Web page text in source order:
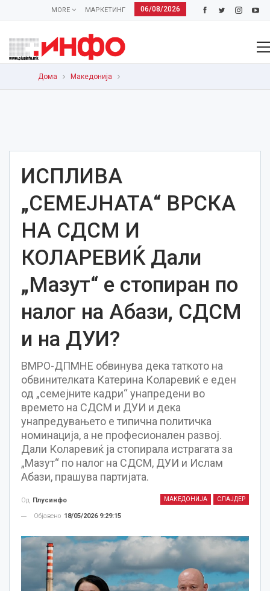
06/08/2026
МАРКЕТИНГ
MORE
Дома Македонија
ИСПЛИВА
„СЕМЕЈНАТА“ ВРСКА
НА СДСМ И
КОЛАРЕВИЌ Дали
„Мазут“ е стопиран по
налог на Абази, СДСМ
и на ДУИ?
ВМРО-ДПМНЕ обвинува дека таткото на
обвинителката Катерина Коларевиќ е еден
од „семејните кадри“ унапредени во
времето на СДСМ и ДУИ и дека
унапредувањето е типична политичка
номинација, а не професионален развој.
Дали Коларевиќ ја стопирала истрагата за
„Мазут“ по налог на СДСМ, ДУИ и Ислам
Абази, прашува партијата.
МАКЕДОНИЈА СЛАЈДЕР
Од Плусинфо
Објавено 18/05/2026 9:29:15